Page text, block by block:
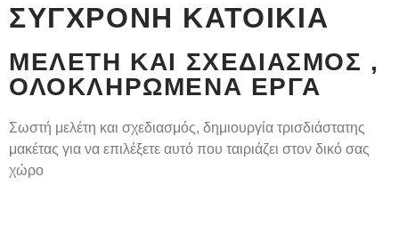
ΣΎΓΧΡΟΝΗ ΚΑΤΟΙΚΊΑ
ΜΕΛΈΤΗ ΚΑΙ ΣΧΕΔΙΑΣΜΌΣ ,
ΟΛΟΚΛΗΡΩΜΈΝΑ ΈΡΓΑ
Σωστή μελέτη και σχεδιασμός, δημιουργία τρισδιάστατης
μακέτας για να επιλέξετε αυτό που ταιριάζει στον δικό σας
χώρο